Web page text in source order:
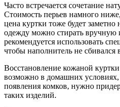
Часто встречается сочетание
Стоимость перьев намного
цена куртки тоже будет
одежду можно стирать
рекомендуется использовать
чтобы наполнитель не сбивался
Восстановление кожаной
возможно в домашних условиях,
появления комков, нужно
таких изделий.